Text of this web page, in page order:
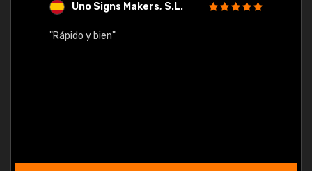
Uno Signs Makers, S.L.
"Rápido y bien"